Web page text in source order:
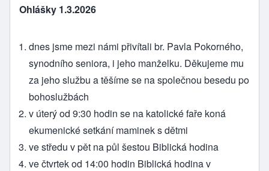
Ohlášky 1.3.2026
dnes jsme mezi námi přivítali br. Pavla Pokorného,
synodního seniora, i jeho manželku. Děkujeme mu
za jeho službu a těšíme se na společnou besedu po
bohoslužbách
v úterý od 9:30 hodin se na katolické faře koná
ekumenické setkání maminek s dětmi
ve středu v pět na půl šestou Biblická hodina
ve čtvrtek od 14:00 hodin Biblická hodina v